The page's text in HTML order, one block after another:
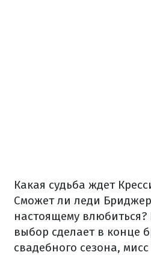
Какая судьба ждет
Сможет ли леди
настоящему
выбор сделает в конце
свадебного сезона,